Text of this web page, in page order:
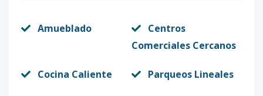
Amueblado
Centros
Comerciales Cercanos
Cocina Caliente Parqueos Lineales